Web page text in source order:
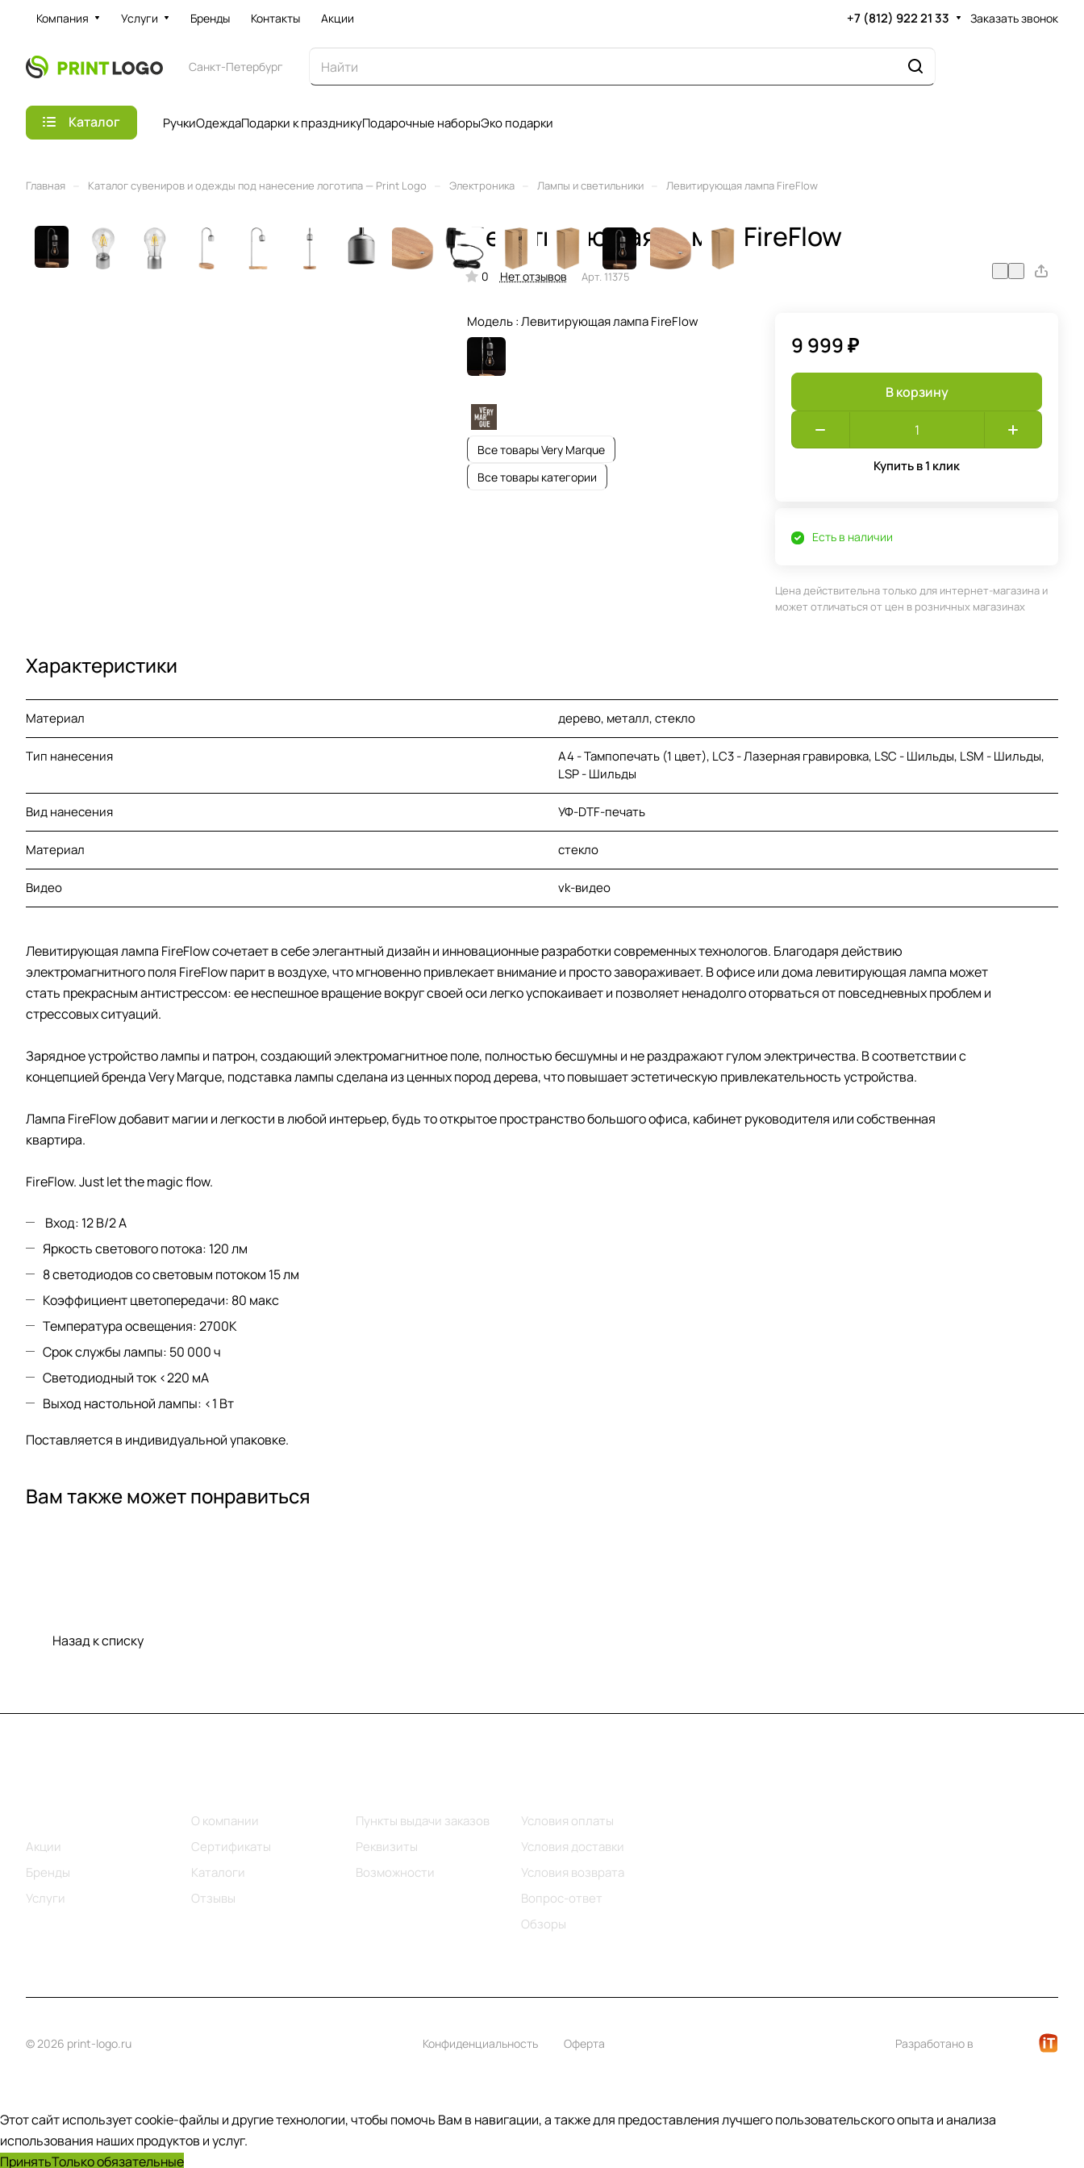
Компания Услуги Бренды Контакты Акции +7 (812) 922 21 33 Заказать звонок
Санкт-Петербург
Каталог РучкиОдеждаПодарки к праздникуПодарочные наборыЭко подарки
Главная Каталог сувениров и одежды под нанесение логотипа — Print Logo Электроника Лампы и светильники Левитирующая лампа FireFlow
Левитирующая лампа FireFlow
0 Нет отзывов Арт. 11375
Модель :Левитирующая лампа FireFlow
Все товары Very Marque
Все товары категории
9 999 ₽
В корзину
Купить в 1 клик
Есть в наличии
Цена действительна только для интернет-магазина и
может отличаться от цен в розничных магазинах
Характеристики
Материал дерево, металл, стекло
Тип нанесения
A4 - Тампопечать (1 цвет), LC3 - Лазерная гравировка, LSC - Шильды, LSM - Шильды,
LSP - Шильды
Вид нанесения УФ-DTF-печать
Материал стекло
Видео vk-видео
Левитирующая лампа FireFlow сочетает в себе элегантный дизайн и инновационные разработки современных технологов. Благодаря действию
электромагнитного поля FireFlow парит в воздухе, что мгновенно привлекает внимание и просто завораживает. В офисе или дома левитирующая лампа может
стать прекрасным антистрессом: ее неспешное вращение вокруг своей оси легко успокаивает и позволяет ненадолго оторваться от повседневных проблем и
стрессовых ситуаций.
Зарядное устройство лампы и патрон, создающий электромагнитное поле, полностью бесшумны и не раздражают гулом электричества. В соответствии с
концепцией бренда Very Marque, подставка лампы сделана из ценных пород дерева, что повышает эстетическую привлекательность устройства.
Лампа FireFlow добавит магии и легкости в любой интерьер, будь то открытое пространство большого офиса, кабинет руководителя или собственная
квартира.
FireFlow. Just let the magic flow.
Вход: 12 В/2 A
Яркость светового потока: 120 лм
8 светодиодов со световым потоком 15 лм
Коэффициент цветопередачи: 80 макс
Температура освещения: 2700K
Срок службы лампы: 50 000 ч
Светодиодный ток <220 мА
Выход настольной лампы: <1 Вт
Поставляется в индивидуальной упаковке.
Вам также может понравиться
Назад к списку
Акции
Бренды
Услуги
О компании
Сертификаты
Каталоги
Отзывы
Пункты выдачи заказов
Реквизиты
Возможности
Условия оплаты
Условия доставки
Условия возврата
Вопрос-ответ
Обзоры
© 2026 print-logo.ru Конфиденциальность Оферта Разработано в
Этот сайт использует cookie-файлы и другие технологии, чтобы помочь Вам в навигации, а также для предоставления лучшего пользовательского опыта и анализа
использования наших продуктов и услуг.
ПринятьТолько обязательные